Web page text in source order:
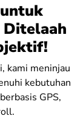
Ditelaah
kami meninjau
kebutuhan
GPS,